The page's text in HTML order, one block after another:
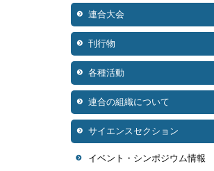
連合大会
刊行物
各種活動
連合の組織について
サイエンスセクション
イベント・シンポジウム情報